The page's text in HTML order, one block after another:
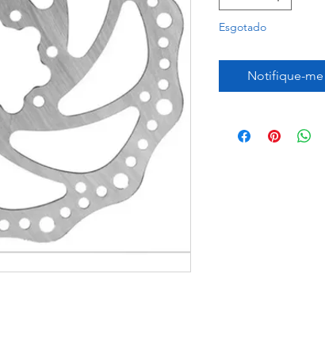
Esgotado
Notifique-